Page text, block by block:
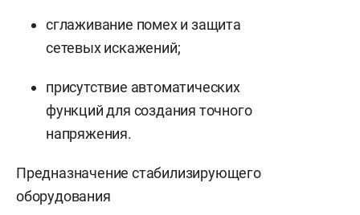
сглаживание помех и защита
сетевых искажений;
присутствие автоматических
функций для создания точного
напряжения.
Предназначение стабилизирующего
оборудования